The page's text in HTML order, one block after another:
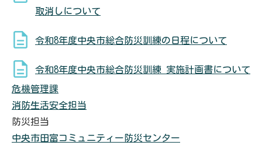
取消しについて
令和8年度中央市総合防災訓練の日程について
令和8年度中央市総合防災訓練 実施計画書について
危機管理課
消防生活安全担当
防災担当
中央市田富コミュニティー防災センター